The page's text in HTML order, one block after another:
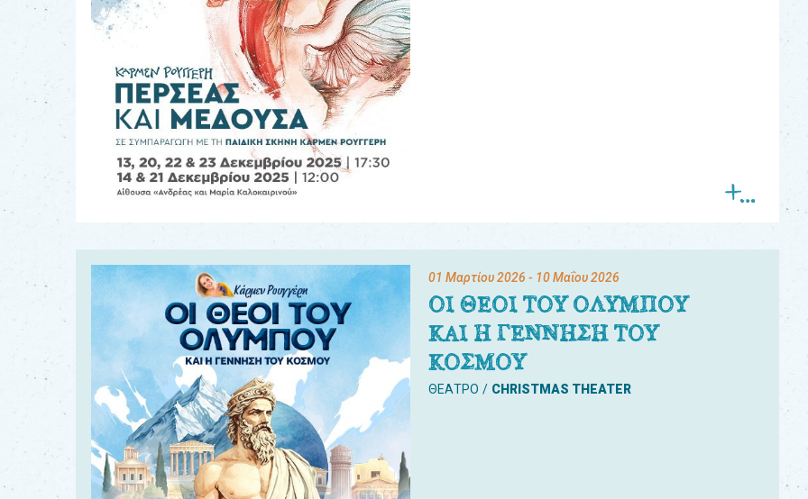
01 Μαρτίου 2026 - 10 Μαΐου 2026
ΟΙ ΘΕΟΙ ΤΟΥ ΟΛΥΜΠΟΥ
ΚΑΙ Η ΓΕΝΝΗΣΗ ΤΟΥ
ΚΟΣΜΟΥ
ΘΕΑΤΡΟ CHRISTMAS THEATER